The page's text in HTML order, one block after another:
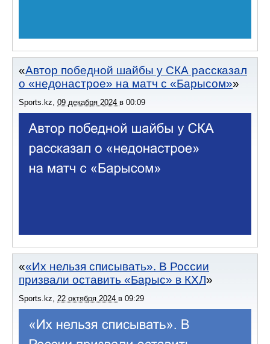
Автор победной шайбы у СКА рассказал
о «недонастрое» на матч с «Барысом»
Sports.kz, 09 декабря 2024 в 00:09
«Их нельзя списывать». В России
призвали оставить «Барыс» в КХЛ
Sports.kz, 22 октября 2024 в 09:29